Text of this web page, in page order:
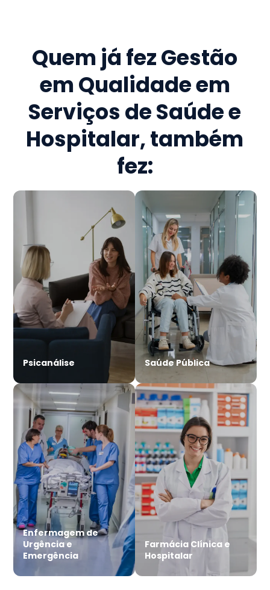
Quem já fezGestão
em Qualidade em
Serviços de Saúde e
Hospitalar, também
fez:
Psicanálise Saúde Pública
Enfermagem de
Urgência e
Emergência
Farmácia Clínica e
Hospitalar